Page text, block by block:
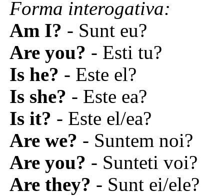
Forma interogativa:
Am I? - Sunt eu?
Are you? - Esti tu?
Is he? - Este el?
Is she? - Este ea?
Is it? - Este el/ea?
Are we? - Suntem noi?
Are you? - Sunteti voi?
Are they? - Sunt ei/ele?